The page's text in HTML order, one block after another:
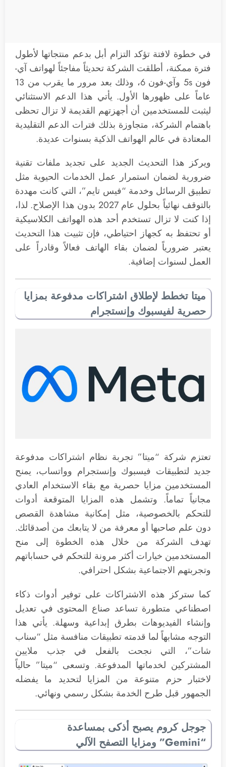
في خطوة لافتة تؤكد التزام أبل بدعم منتجاتها لأطول
فترة ممكنة، أطلقت الشركة تحديثاً مفاجئاً لهواتف آي-
فون 5s وآي-فون 6، وذلك بعد مرور ما يقرب من 13
عاماً على ظهورها الأول. يأتي هذا الدعم الاستثنائي
ليثبت للمستخدمين أن أجهزتهم القديمة لا تزال تحظى
باهتمام الشركة، متجاوزة بذلك فترات الدعم التقليدية
المعتادة في عالم الهواتف الذكية بسنوات عديدة.
ويركز هذا التحديث الجديد على تجديد ملفات تقنية
ضرورية لضمان استمرار عمل الخدمات الحيوية مثل
تطبيق الرسائل وخدمة “فيس تايم”، التي كانت مهددة
بالتوقف نهائياً بحلول عام 2027 بدون هذا الإصلاح. لذا،
إذا كنت لا تزال تستخدم أحد هذه الهواتف الكلاسيكية
أو تحتفظ به كجهاز احتياطي، فإن تثبيت هذا التحديث
يعتبر ضرورياً لضمان بقاء الهاتف فعالاً وقادراً على
العمل لسنوات إضافية.
ميتا تخطط لإطلاق اشتراكات مدفوعة بمزايا
حصرية لفيسبوك وإنستجرام
تعتزم شركة “ميتا” تجربة نظام اشتراكات مدفوعة
جديد لتطبيقات فيسبوك وإنستجرام وواتساب، يمنح
المستخدمين مزايا حصرية مع بقاء الاستخدام العادي
مجانياً تماماً. وتشمل هذه المزايا المتوقعة أدوات
للتحكم بالخصوصية، مثل إمكانية مشاهدة القصص
دون علم صاحبها أو معرفة من لا يتابعك من أصدقائك.
تهدف الشركة من خلال هذه الخطوة إلى منح
المستخدمين خيارات أكثر مرونة للتحكم في حساباتهم
وتجربتهم الاجتماعية بشكل احترافي.
كما ستركز هذه الاشتراكات على توفير أدوات ذكاء
اصطناعي متطورة تساعد صناع المحتوى في تعديل
وإنشاء الفيديوهات بطرق إبداعية وسهلة. يأتي هذا
التوجه مشابهاً لما قدمته تطبيقات منافسة مثل “سناب
شات”، التي نجحت بالفعل في جذب ملايين
المشتركين لخدماتها المدفوعة. وتسعى “ميتا” حالياً
لاختبار حزم متنوعة من المزايا لتحديد ما يفضله
الجمهور قبل طرح الخدمة بشكل رسمي ونهائي.
جوجل كروم يصبح أذكى بمساعدة
“Gemini” ومزايا التصفح الآلي